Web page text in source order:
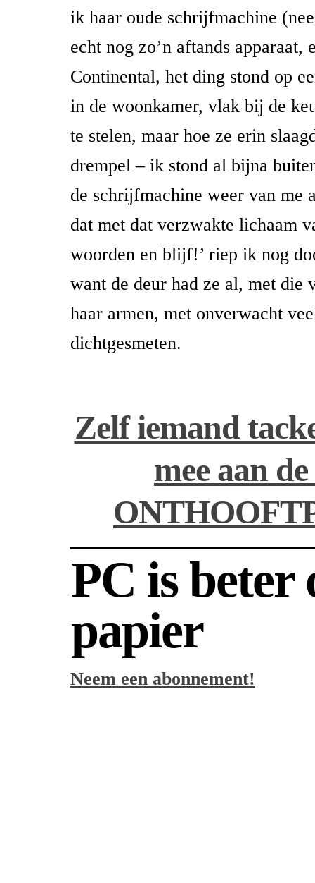
ik haar oude schrijfmachine
echt nog zo’n aftands apparaat,
Continental, het ding stond op
in de woonkamer, vlak bij de
te stelen, maar hoe ze erin
drempel – ik stond al bijna
de schrijfmachine weer van me
dat met dat verzwakte lichaam
woorden en blijf!’ riep ik nog
want de deur had ze al, met die
haar armen, met onverwacht
dichtgesmeten.
Zelf iemand
mee aan
PC is beter
papier
Neem een abonnement!